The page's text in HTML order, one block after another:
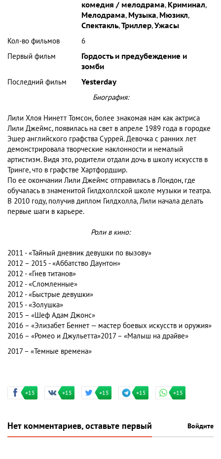
комедия / мелодрама, Криминал,
Мелодрама, Музыка, Мюзикл,
Спектакль,Триллер,Ужасы
Кол-во фильмов
6
Первый фильм
Гордость и предубеждение и
зомби
Последний фильм
Yesterday
Биография:
Лили Хлоя Нинетт Томсон, более знакомая нам как актриса
Лили Джеймс, появилась на свет в апреле 1989 года в городке
Эшер английского графства Суррей. Девочка с ранних лет
демонстрировала творческие наклонности и немалый
артистизм. Видя это, родители отдали дочь в школу искусств в
Тринге, что в графстве Хартфордшир.
По ее окончании Лили Джеймс отправилась в Лондон, где
обучалась в знаменитой Гилдхоллской школе музыки и театра.
В 2010 году, получив диплом Гилдхолла, Лили начала делать
первые шаги в карьере.
Роли в кино:
2011 - «Тайный дневник девушки по вызову»
2012 – 2015 - «Аббатство Даунтон»
2012 - «Гнев титанов»
2012 - «Сломленные»
2012 - «Быстрые девушки»
2015 - «Золушка»
​2015 – «Шеф Адам Джонс»
2016 – «Элизабет Беннет — мастер боевых искусств и оружия»
2016 – «Ромео и Джульетта»2017 – «Малыш на драйве»
2017 – «Темные времена»
+15 +15 +15 +15 +15
Нет комментариев, оставьте первый Войдите